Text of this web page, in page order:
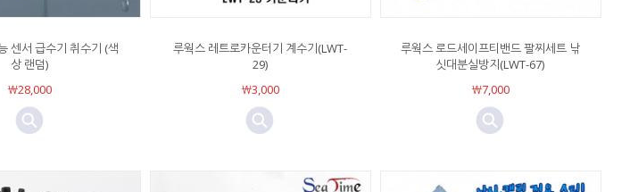
센서 급수기 취수기 (색
상 랜덤)
￦28,000
루웍스 레트로카운터기 계수기(LWT-
29)
￦3,000
루웍스 로드세이프티밴드 팔찌세트 낚
싯대분실방지(LWT-67)
￦7,000